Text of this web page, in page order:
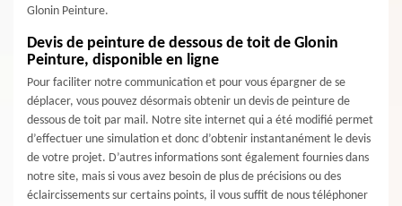
Glonin Peinture.
Devis de peinture de dessous de toit de Glonin
Peinture, disponible en ligne
Pour faciliter notre communication et pour vous épargner de se
déplacer, vous pouvez désormais obtenir un devis de peinture de
dessous de toit par mail. Notre site internet qui a été modifié permet
d’effectuer une simulation et donc d’obtenir instantanément le devis
de votre projet. D’autres informations sont également fournies dans
notre site, mais si vous avez besoin de plus de précisions ou des
éclaircissements sur certains points, il vous suffit de nous téléphoner